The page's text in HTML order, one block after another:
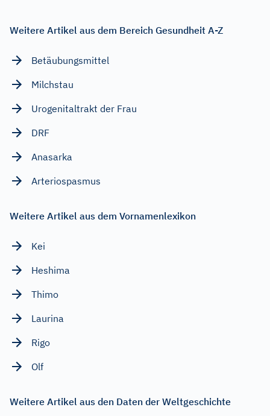
Weitere Artikel aus dem Bereich Gesundheit A-Z
Betäubungsmittel
Milchstau
Urogenitaltrakt der Frau
DRF
Anasarka
Arteriospasmus
Weitere Artikel aus dem Vornamenlexikon
Kei
Heshima
Thimo
Laurina
Rigo
Olf
Weitere Artikel aus den Daten der Weltgeschichte